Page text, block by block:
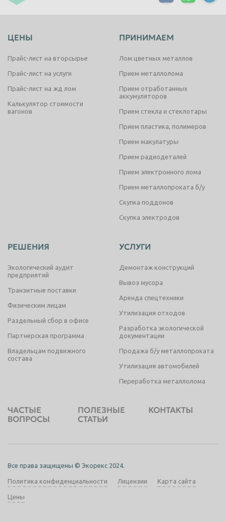
ЦЕНЫ
Прайс-лист на вторсырье
Прайс-лист на услуги
Прайс-лист на жд лом
Калькулятор стоимости
вагонов
ПРИНИМАЕМ
Лом цветных металлов
Прием металлолома
Прием отработанных
аккумуляторов
Прием стекла и стеклотары
Прием пластика, полимеров
Прием макулатуры
Прием радиодеталей
Прием электронного лома
Прием металлопроката б/у
Скупка поддонов
Скупка электродов
РЕШЕНИЯ
Экологический аудит
предприятий
Транзитные поставки
Физическим лицам
Раздельный сбор в офисе
Партнерская программа
Владельцам подвижного
состава
УСЛУГИ
Демонтаж конструкций
Вывоз мусора
Аренда спецтехники
Утилизация отходов
Разработка экологической
документации
Продажа б/у металлопроката
Утилизация автомобилей
Переработка металлолома
ЧАСТЫЕ
ВОПРОСЫ
ПОЛЕЗНЫЕ
СТАТЬИ
КОНТАКТЫ
Все права защищены © Экорекс 2024.
Политика конфиденциальности Лицензии Карта сайта
Цены